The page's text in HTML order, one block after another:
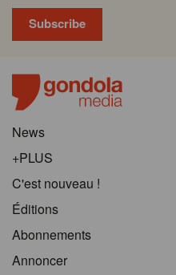
News
+PLUS
C'est nouveau !
Éditions
Abonnements
Annoncer